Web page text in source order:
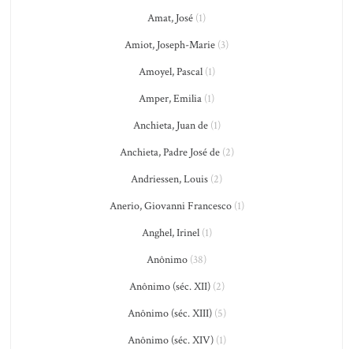
Amat, José (1)
Amiot, Joseph-Marie (3)
Amoyel, Pascal(1)
Amper, Emilia (1)
Anchieta, Juan de(1)
Anchieta, Padre José de(2)
Andriessen, Louis (2)
Anerio, Giovanni Francesco(1)
Anghel, Irinel(1)
Anônimo (38)
Anônimo (séc. XII)(2)
Anônimo (séc. XIII)(5)
Anônimo (séc. XIV)(1)